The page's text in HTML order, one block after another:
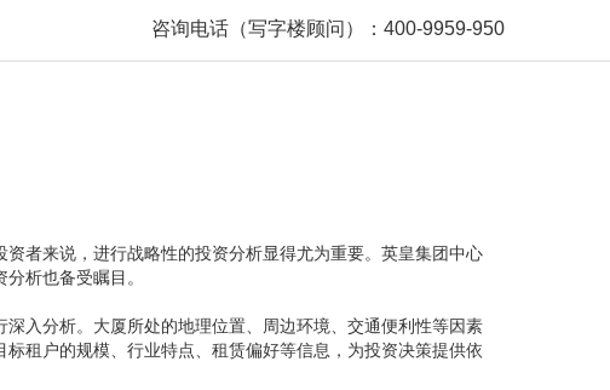
咨询电话（写字楼顾问）：400-9959-950
者来说，进行战略性的投资分析显得尤为重要。英皇集团中心
析也备受瞩目。
入分析。大厦所处的地理位置、周边环境、交通便利性等因素
租户的规模、行业特点、租赁偏好等信息，为投资决策提供依